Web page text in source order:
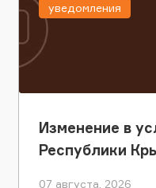
Изменение в
Республики
07 августа, 2026
уведомления